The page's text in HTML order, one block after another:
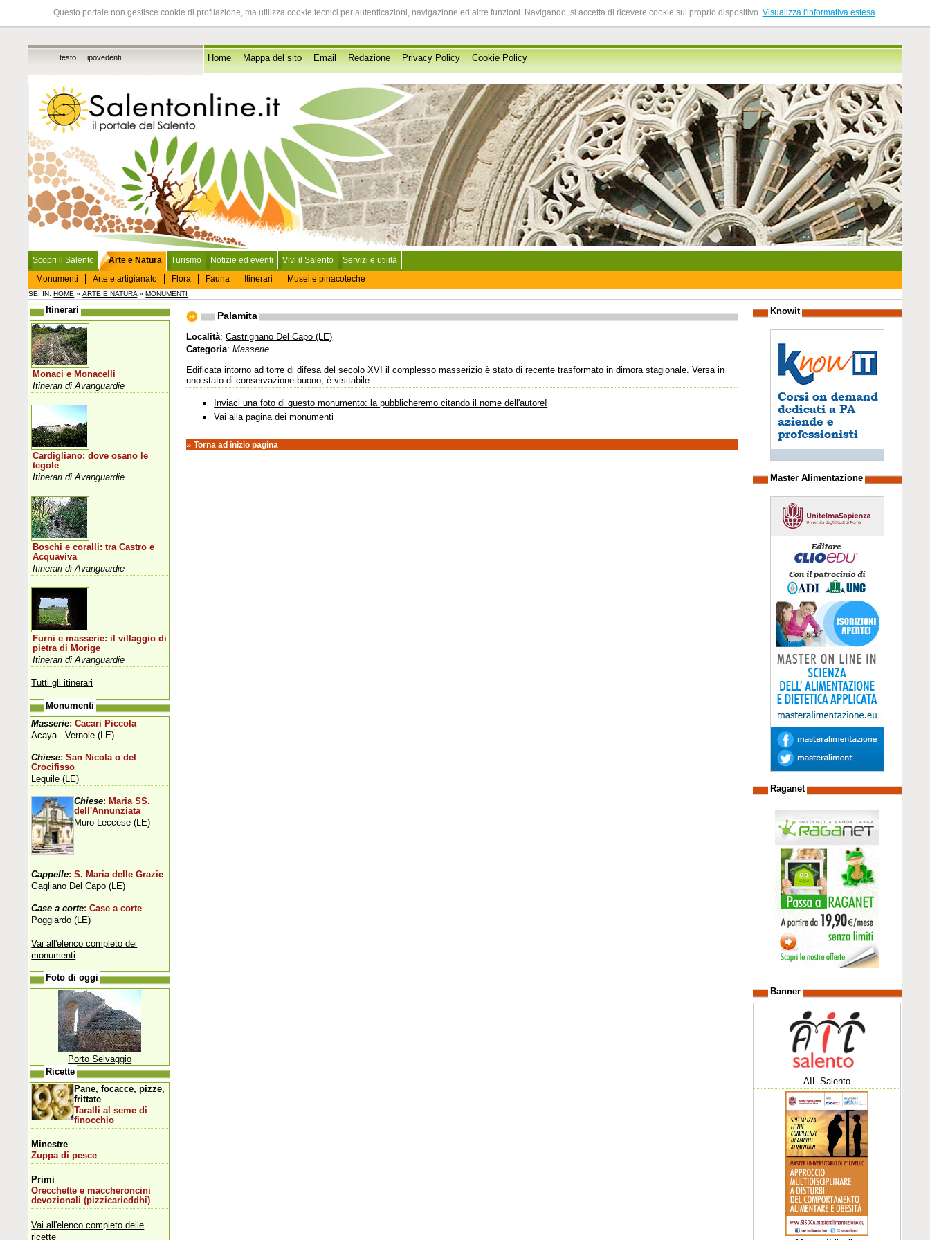
Questo portale non gestisce cookie di profilazione, ma utilizza cookie tecnici per autenticazioni, navigazione ed altre funzioni. Navigando, si accetta di ricevere cookie sul proprio dispositivo. Visualizza l'informativa estesa.
testo ipovedenti Home Mappa del sito Email Redazione Privacy Policy Cookie Policy
Scopri il Salento
Arte e Natura
Monumenti
Arte e artigianato Flora Fauna Itinerari Musei e pinacoteche
Turismo Notizie ed eventi Vivi il Salento Servizi e utilità
SEI IN:HOME »ARTE E NATURA »MONUMENTI
Palamita
Località:Castrignano Del Capo (LE)
Categoria:Masserie
Edificata intorno ad torre di difesa del secolo XVI il complesso masserizio è stato di recente trasformato in dimora stagionale. Versa in
uno stato di conservazione buono, è visitabile.
Inviaci una foto di questo monumento: la pubblicheremo citando il nome dell'autore!
Vai alla pagina dei monumenti
»Torna ad inizio pagina
Itinerari
Monaci e Monacelli
Itinerari di Avanguardie
Cardigliano: dove osano le
tegole
Itinerari di Avanguardie
Boschi e coralli: tra Castro e
Acquaviva
Itinerari di Avanguardie
Furni e masserie: il villaggio di
pietra di Morige
Itinerari di Avanguardie
Tutti gli itinerari
Monumenti
Masserie: Cacari Piccola
Acaya - Vernole (LE)
Chiese: San Nicola o del
Crocifisso
Lequile (LE)
Chiese: Maria SS.
dell'Annunziata
Muro Leccese (LE)
Cappelle: S. Maria delle Grazie
Gagliano Del Capo (LE)
Case a corte: Case a corte
Poggiardo (LE)
Vai all'elenco completo dei
monumenti
Foto di oggi
Porto Selvaggio
Ricette
Pane, focacce, pizze,
frittate
Taralli al seme di
finocchio
Minestre
Zuppa di pesce
Primi
Orecchette e maccheroncini
devozionali (pizzicarieddhi)
Vai all'elenco completo delle
ricette
Knowit
Master Alimentazione
Raganet
Banner
AIL Salento